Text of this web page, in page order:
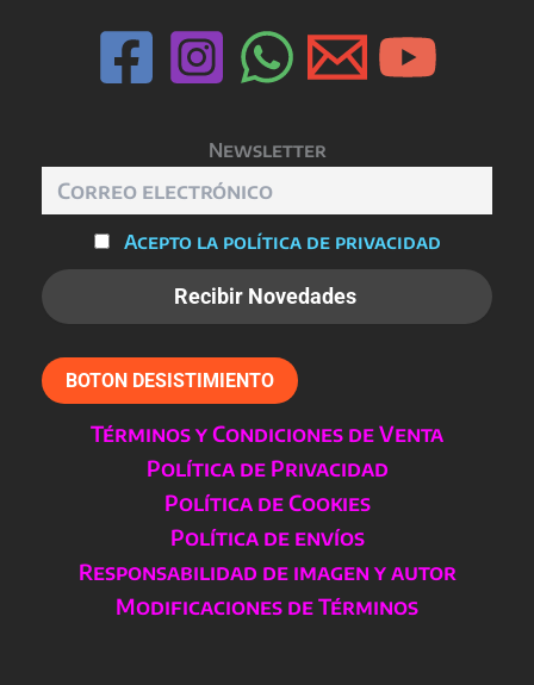
Newsletter
Acepto la política de privacidad
BOTON DESISTIMIENTO
Términos y Condiciones de Venta
Política de Privacidad
Política de Cookies
Política de envíos
Responsabilidad de imagen y autor
Modificaciones de Términos